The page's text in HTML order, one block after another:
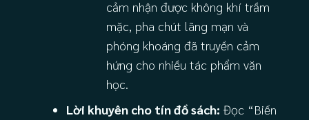
cảm nhận được không khí trầm
mặc, pha chút lãng mạn và
phóng khoáng đã truyền cảm
hứng cho nhiều tác phẩm văn
học.
Lời khuyên cho tín đồ sách: Đọc “Biến